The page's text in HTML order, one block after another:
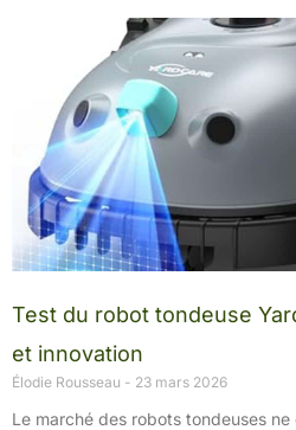
Test du robot tondeuse
et innovation
Élodie Rousseau 23 mars 2026
Le marché des robots tondeuses ne